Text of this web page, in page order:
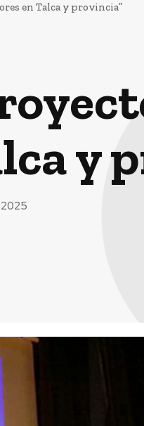
en Talca y provincia”
y